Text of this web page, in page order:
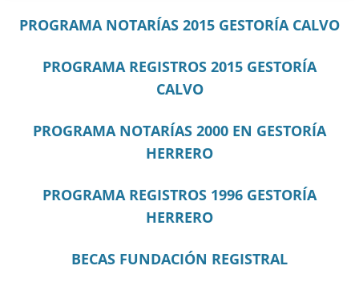
PROGRAMA NOTARÍAS 2015 GESTORÍA CALVO
PROGRAMA REGISTROS 2015 GESTORÍA
CALVO
PROGRAMA NOTARÍAS 2000 EN GESTORÍA
HERRERO
PROGRAMA REGISTROS 1996 GESTORÍA
HERRERO
BECAS FUNDACIÓN REGISTRAL